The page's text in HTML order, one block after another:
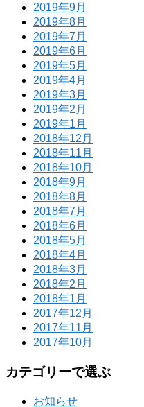
2019年9月
2019年8月
2019年7月
2019年6月
2019年5月
2019年4月
2019年3月
2019年2月
2019年1月
2018年12月
2018年11月
2018年10月
2018年9月
2018年8月
2018年7月
2018年6月
2018年5月
2018年4月
2018年3月
2018年2月
2018年1月
2017年12月
2017年11月
2017年10月
カテゴリーで選ぶ
お知らせ